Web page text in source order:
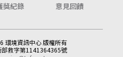
獎紀錄 意見回饋
環境資訊中心 版權所有
部救字第1141364365號